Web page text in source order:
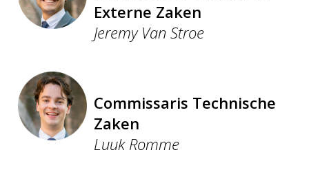
Externe Zaken
Jeremy Van Stroe
Commissaris Technische
Zaken
Luuk Romme